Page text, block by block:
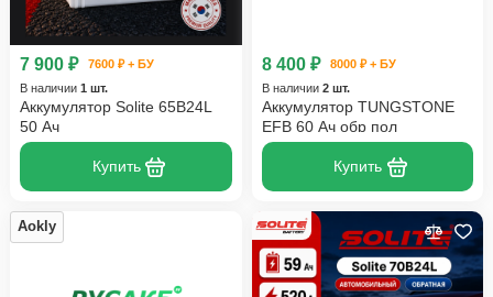
7 900 ₽
7600 ₽ + БУ
В наличии 1 шт.
Аккумулятор Solite 65B24L
50 Ач
Купить
8 400 ₽
8000 ₽ + БУ
В наличии 2 шт.
Аккумулятор TUNGSTONE
EFB 60 Ач обр пол
Купить
Aokly